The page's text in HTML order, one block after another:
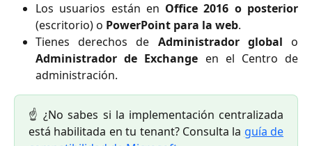
Los usuarios están en Office 2016 o posterior
(escritorio) o PowerPoint para la web.
Tienes derechos de Administrador global o
Administrador de Exchange en el Centro de
administración.
☝️ ¿No sabes si la implementación centralizada
está habilitada en tu tenant? Consulta la guía de